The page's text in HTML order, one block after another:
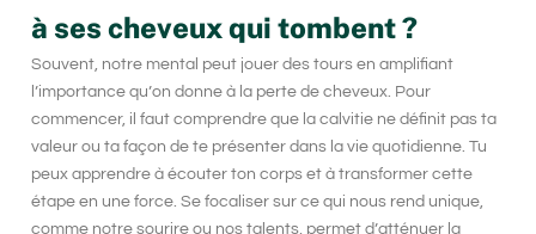
à ses cheveux qui tombent ?
Souvent, notre mental peut jouer des tours en amplifiant
l’importance qu’on donne à la perte de cheveux. Pour
commencer, il faut comprendre que la calvitie ne définit pas ta
valeur ou ta façon de te présenter dans la vie quotidienne. Tu
peux apprendre à écouter ton corps et à transformer cette
étape en une force. Se focaliser sur ce qui nous rend unique,
comme notre sourire ou nos talents, permet d’atténuer la